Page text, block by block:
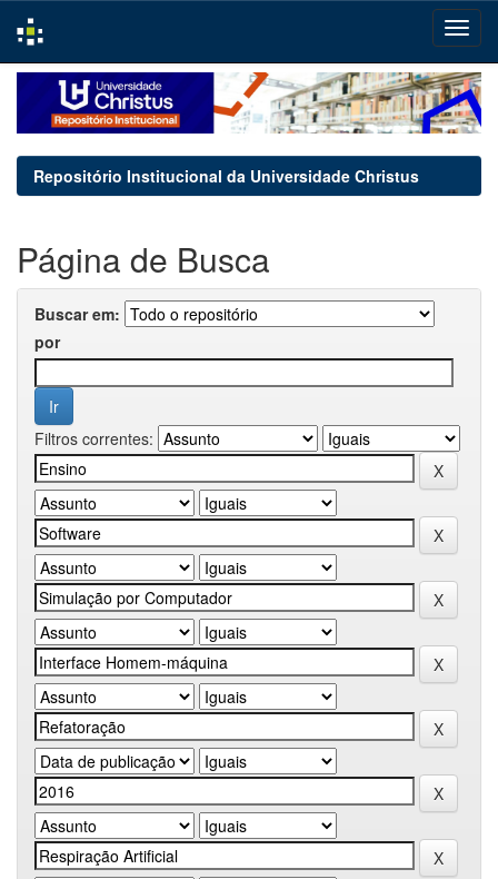
navigation
Repositório Institucional da Universidade Christus
Página de Busca
Buscar em:
por
Filtros correntes: